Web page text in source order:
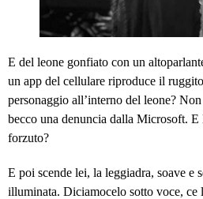
E del leone gonfiato con un
un app del cellulare riproduce il
personaggio all’interno del leone?
becco una denuncia dalla Microsoft. E
forzuto?
E poi scende lei, la leggiadra, soave e
illuminata. Diciamocelo sotto voce,